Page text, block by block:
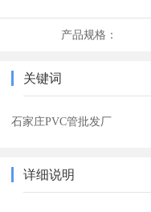
产品规格：
关键词
石家庄PVC管批发厂
详细说明